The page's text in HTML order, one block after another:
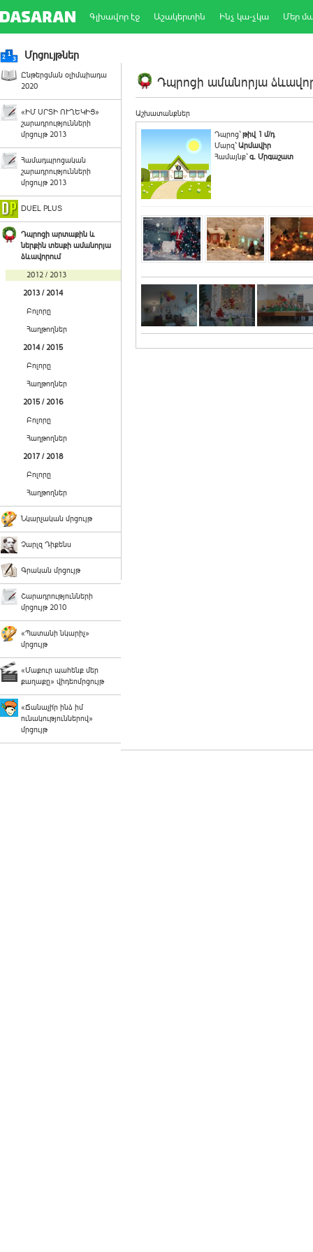
Գլխավոր էջ Աշակերտին Ինչ կա-չկա Մեր
Մրցույթներ
Ընթերցման օլիմպիադա
2020
«ԻՄ ՍՐՏԻ ՈՒՂԵԿԻՑ»
շարադրությունների
մրցույթ 2013
Համադպրոցական
շարադրությունների
մրցույթ 2013
DUEL PLUS
Դպրոցի արտաքին և
ներքին տեսքի ամանորյա
ձևավորում
2012 / 2013
2013 / 2014
Բոլորը
Հաղթողներ
2014 / 2015
Բոլորը
Հաղթողներ
2015 / 2016
Բոլորը
Հաղթողներ
2017 / 2018
Բոլորը
Հաղթողներ
Նկարչական մրցույթ
Չարլզ Դիքենս
Գրական մրցույթ
Շարադրությունների
մրցույթ 2010
«Պատանի նկարիչ»
մրցույթ
«Մաքուր պահենք մեր
քաղաքը» վիդեոմրցույթ
«Ճանաչի՛ր ինձ իմ
ունակություններով»
մրցույթ
Դպրոցի ամանորյա
Աշխատանքներ
Դպրոց`թիվ 1 մ/դ
Մարզ`Արմավիր
Համայնք`գ. Մրգաշատ